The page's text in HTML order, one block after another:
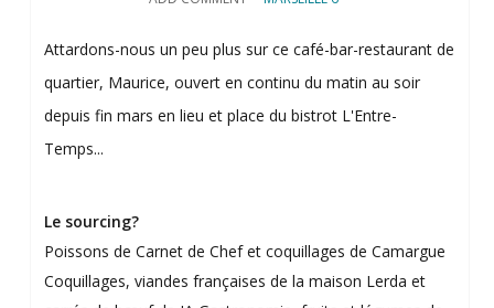
Attardons-nous un peu plus sur ce café-bar-restaurant de
quartier, Maurice, ouvert en continu du matin au soir
depuis fin mars en lieu et place du bistrot L'Entre-
Temps...
Le sourcing?
Poissons de Carnet de Chef et coquillages de Camargue
Coquillages, viandes françaises de la maison Lerda et